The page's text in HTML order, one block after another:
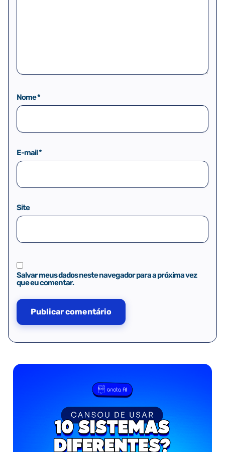
Nome*
E-mail*
Site
Salvar meus dados neste navegador para a próxima vez
que eu comentar.